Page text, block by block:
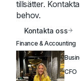
tillsätter.
behov.
Kontakta oss
Finance & Accounting
CFO